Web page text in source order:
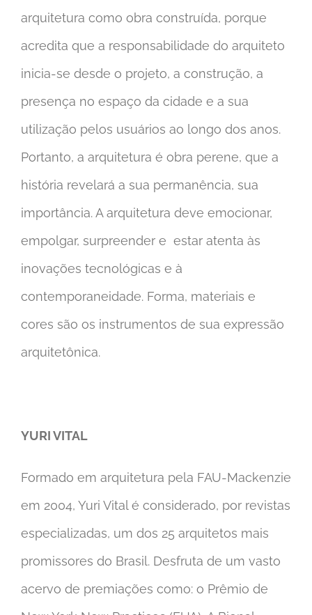
arquitetura como obra construída, porque
acredita que a responsabilidade do arquiteto
inicia-se desde o projeto, a construção, a
presença no espaço da cidade e a sua
utilização pelos usuários ao longo dos anos.
Portanto, a arquitetura é obra perene, que a
história revelará a sua permanência, sua
importância. A arquitetura deve emocionar,
empolgar, surpreender e estar atenta às
inovações tecnológicas e à
contemporaneidade. Forma, materiais e
cores são os instrumentos de sua expressão
arquitetônica.
YURI VITAL
Formado em arquitetura pela FAU-Mackenzie
em 2004, Yuri Vital é considerado, por revistas
especializadas, um dos 25 arquitetos mais
promissores do Brasil. Desfruta de um vasto
acervo de premiações como: o Prêmio de